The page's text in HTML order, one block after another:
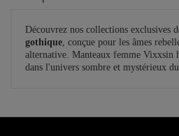
Découvrez nos collections exclusives
gothique, conçue pour les âmes
alternative. Manteaux femme Vixxsin
dans l'univers sombre et mystérieux